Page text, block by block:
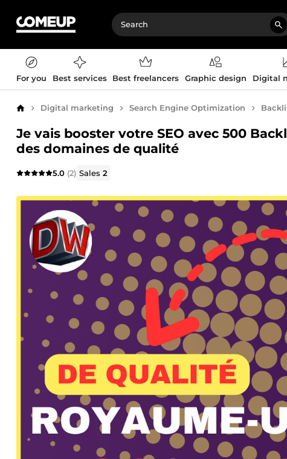
For you Best services Best freelancers Graphic design Digital
Home Digital marketing Search Engine Optimization
Je vais booster votre SEO avec 500
des domaines de qualité
5.0 (2) Sales2